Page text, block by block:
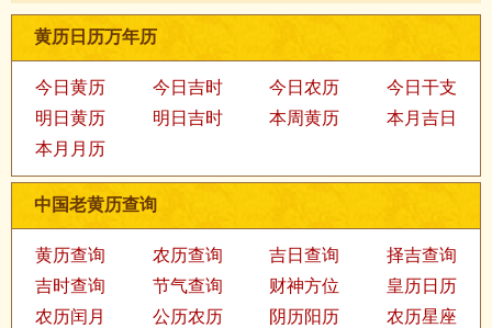
黄历日历万年历
今日黄历 今日吉时 今日农历
今日干支
明日黄历
明日吉时 本周黄历
本月吉日
本月月历
中国老黄历查询
黄历查询 农历查询 吉日查询
择吉查询
吉时查询
节气查询 财神方位
皇历日历
农历闰月
公历农历 阴历阳历 农历星座